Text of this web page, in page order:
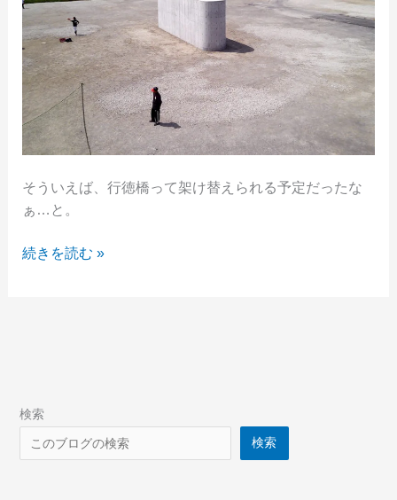
様
子
を
チ
ラ
見
し
き
た
そういえば、行徳橋って架け替えられる予定だったな
ぁ…と。
行
え
工
事
続きを読む »
検索
検索